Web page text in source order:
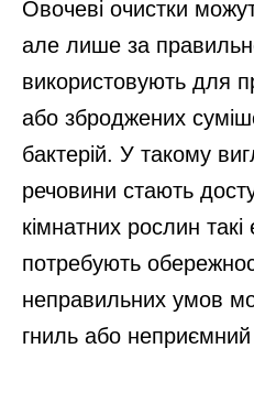
Овочеві очистки
але лише за
використовують для
або зброджених
бактерій. У такому
речовини стають
кімнатних рослин
потребують
неправильних умов
гниль або неприємний